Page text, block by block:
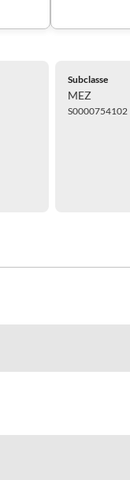
Subclasse
MEZ
S0000754102